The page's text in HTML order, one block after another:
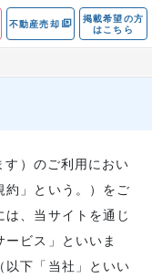
不動産売却
掲載希望の方
はこちら
す）のご利用におい
約」という。）をご
、当サイトを通じ
ビス」といいま
以下「当社」といい